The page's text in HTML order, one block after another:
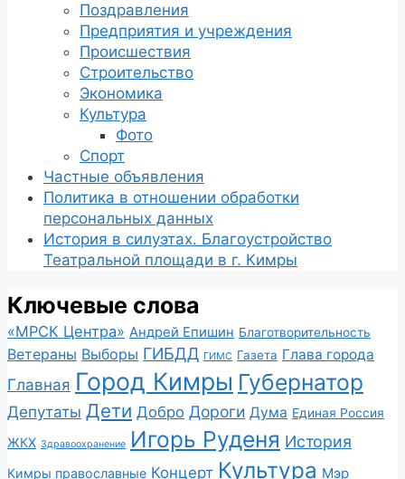
Поздравления
Предприятия и учреждения
Происшествия
Строительство
Экономика
Культура
Фото
Спорт
Частные объявления
Политика в отношении обработки
персональных данных
История в силуэтах. Благоустройство
Театральной площади в г. Кимры
Ключевые слова
«МРСК Центра» Андрей Епишин Благотворительность
Ветераны Выборы ГИБДД ГИМС Газета Глава города
Главная Город Кимры Губернатор
Депутаты Дети Добро Дороги Дума Единая Россия
ЖКХ Здравоохранение Игорь Руденя История
Кимры православные Концерт Культура Мэр